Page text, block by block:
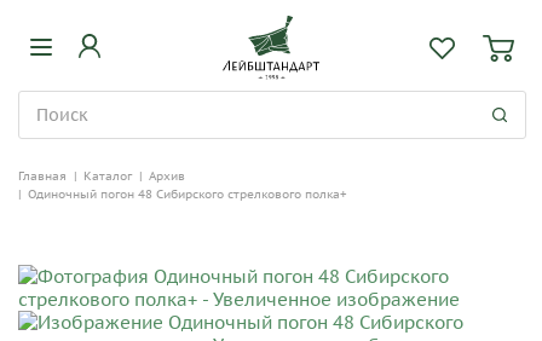
Главная | Каталог | Архив
| Одиночный погон 48 Сибирского стрелкового полка+